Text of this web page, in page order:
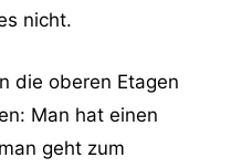
nicht.
die oberen Etagen
Man hat einen
geht zum